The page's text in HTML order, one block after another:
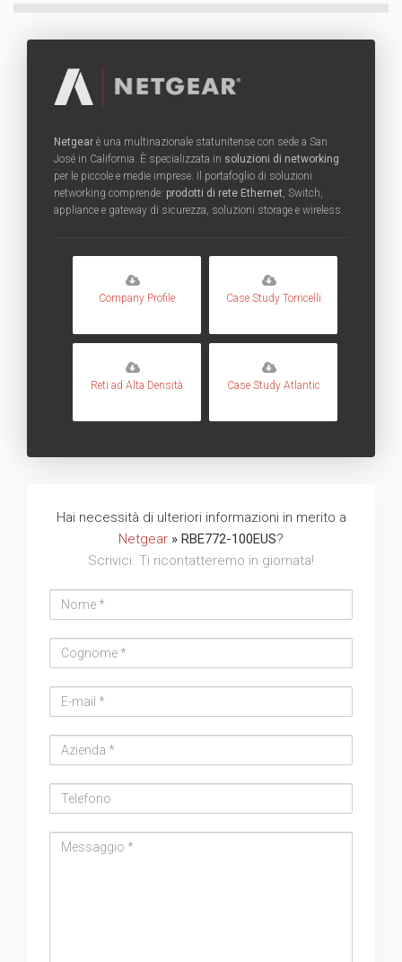
Netgear è una multinazionale statunitense con sede a San
José in California. È specializzata in soluzioni di networking
per le piccole e medie imprese. Il portafoglio di soluzioni
networking comprende: prodotti di rete Ethernet , Switch,
appliance e gateway di sicurezza, soluzioni storage e wireless.
Company Profile Case Study Torricelli
Reti ad Alta Densità Case Study Atlantic
Hai necessità di ulteriori informazioni in merito a
Netgear » RBE772-100EUS?
Scrivici. Ti ricontatteremo in giornata!
address